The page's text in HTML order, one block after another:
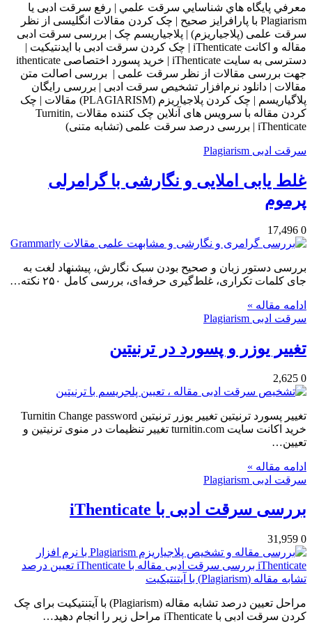
معرفي پايگاه هاي شناسايي سرقت علمي | رفع سرقت ادبی یا
Plagiarism با پارافرایز صحیح | چک کردن مقالات انگلیسی از نظر
سرقت علمی (پلاجیاریزم) | پلاجیاریسم چک | بررسی سرقت ادبی
مقاله و اکانت iThenticate | چک کردن سرقت ادبی با ایدنتیکیت |
دسترسی به سایت iThenticate | خرید پسورد اختصاصی ithenticate
جهت بررسی مقالات از نظر سرقت علمی | بررسی اصالت متن
مقالات | دانلود نرم‌افزار تشخیص سرقت ادبی | بررسی رایگان
پلاگیاریسم | چک کردن پلاجیاریزم (PLAGIARISM) مقالات | چک
کردن مقاله با سرويس های آنلاين چک کننده مقالات Turnitin,
iThenticate | بررسی درصد سرقت علمی (تشابه متنی)
سرقت ادبی Plagiarism
غلط یابی املایی و نگارشی با گرامرلی
پرموم
0
بررسی دستور زبان و صحیح بودن سبک نگارش، پیشنهاد لغت به
جای کلمات تکراری، غلط‌گیری حرفه‌ای، بررسی کامل ۲۵۰ نکته…
ادامه مقاله »
سرقت ادبی Plagiarism
تغییر یوزر و پسورد در ترنیتین
0
تغییر پسورد ترنیتین تغییر یوزر ترنیتین Turnitin Change password
خرید اکانت سایت turnitin.com تغییر تنظیمات در منوی ترنیتین و
تعیین…
ادامه مقاله »
سرقت ادبی Plagiarism
بررسی سرقت ادبی با iThenticate
0
مراحل تعیین درصد تشابه مقاله (Plagiarism) با آیتنتیکیت برای چک
کردن سرقت ادبی با iThenticate مراحل زیر را انجام دهید…